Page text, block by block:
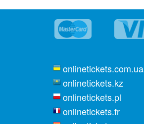
onlinetickets.com.ua
onlinetickets.kz
onlinetickets.pl
onlinetickets.fr